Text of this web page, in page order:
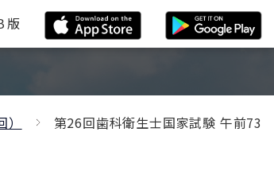
版
第26回歯科衛生士国家試験 午前73